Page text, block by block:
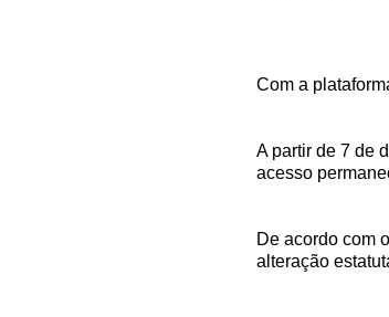
Com a
A partir de 7 de
acesso
De acordo com
alteração